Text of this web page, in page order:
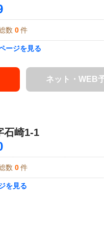
数 0 件
ージを見る
ネット・WEB
石崎1-1
数 0 件
を見る